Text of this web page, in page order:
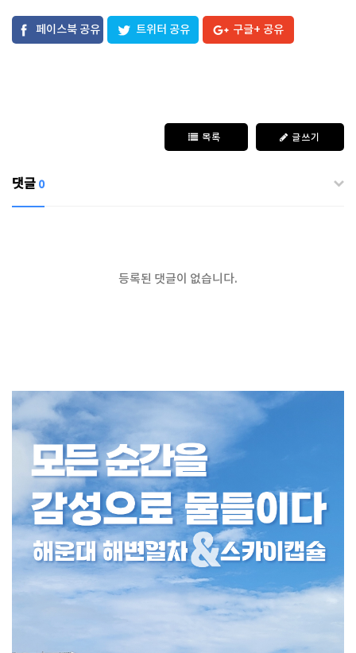
페이스북 공유 트위터 공유 구글+ 공유
목록 글쓰기
댓글 0
등록된 댓글이 없습니다.